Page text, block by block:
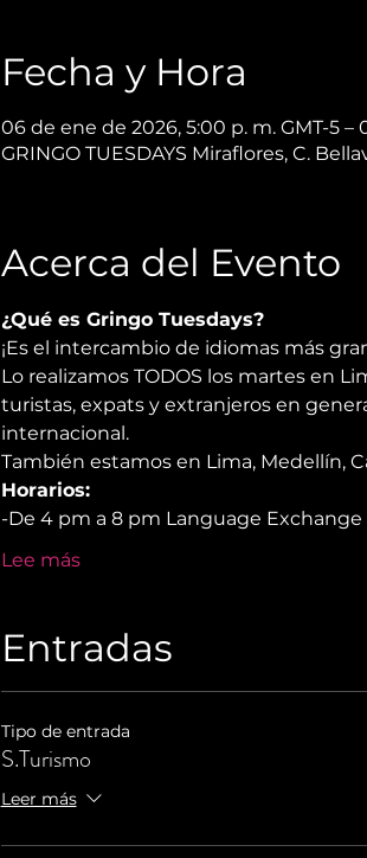
Fecha y Hora
06 de ene de 2026, 5:00 p. m. GMT-5 –
GRINGO TUESDAYS Miraflores, C.
Acerca del Evento
¿Qué es Gringo Tuesdays?
¡Es el intercambio de idiomas más
Lo realizamos TODOS los martes en
turistas, expats y extranjeros en
internacional.
También estamos en Lima, Medellín,
Horarios:
-De 4 pm a 8 pm Language Exchange
Lee más
Entradas
Tipo de entrada
S.Turismo
Leer más